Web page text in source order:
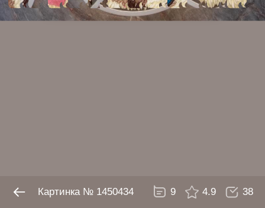
№ 1450434 9 4.9 38
Картинка № 1450434 9 4.9 38